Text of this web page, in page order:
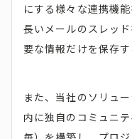
にする様々な連携機
長いメールのスレッ
要な情報だけを保存す
また、当社のソリュ
内に独自のコミュニ